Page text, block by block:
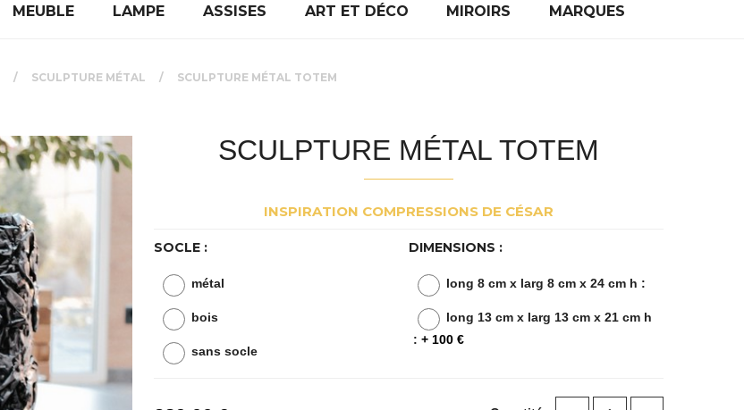
MEUBLE LAMPE ASSISES ART ET DÉCO MIROIRS MARQUES
SCULPTURE MÉTAL SCULPTURE MÉTAL TOTEM
SCULPTURE MÉTAL TOTEM
INSPIRATION COMPRESSIONS DE CÉSAR
SOCLE :
métal
bois
sans socle
DIMENSIONS :
long 8 cm x larg 8 cm x 24 cm h :
long 13 cm x larg 13 cm x 21 cm h
: + 100 €